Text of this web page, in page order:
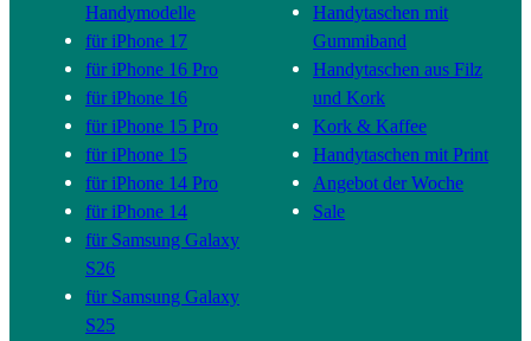
Handymodelle
für iPhone 17
für iPhone 16 Pro
für iPhone 16
für iPhone 15 Pro
für iPhone 15
für iPhone 14 Pro
für iPhone 14
für Samsung Galaxy
S26
für Samsung Galaxy
S25
Handytaschen mit
Gummiband
Handytaschen aus Filz
und Kork
Kork & Kaffee
Handytaschen mit Print
Angebot der Woche
Sale